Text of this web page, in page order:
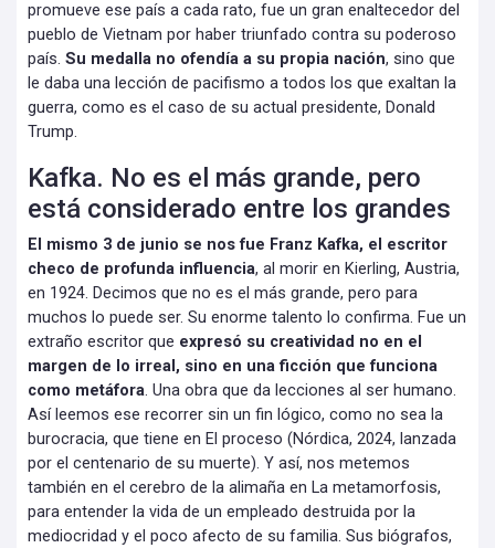
promueve ese país a cada rato, fue un gran enaltecedor del
pueblo de Vietnam por haber triunfado contra su poderoso
país. Su medalla no ofendía a su propia nación, sino que
le daba una lección de pacifismo a todos los que exaltan la
guerra, como es el caso de su actual presidente, Donald
Trump.
Kafka. No es el más grande, pero
está considerado entre los grandes
El mismo 3 de junio se nos fue Franz Kafka, el escritor
checo de profunda influencia, al morir en Kierling, Austria,
en 1924. Decimos que no es el más grande, pero para
muchos lo puede ser. Su enorme talento lo confirma. Fue un
extraño escritor que expresó su creatividad no en el
margen de lo irreal, sino en una ficción que funciona
como metáfora. Una obra que da lecciones al ser humano.
Así leemos ese recorrer sin un fin lógico, como no sea la
burocracia, que tiene en El proceso (Nórdica, 2024, lanzada
por el centenario de su muerte). Y así, nos metemos
también en el cerebro de la alimaña en La metamorfosis,
para entender la vida de un empleado destruida por la
mediocridad y el poco afecto de su familia. Sus biógrafos,